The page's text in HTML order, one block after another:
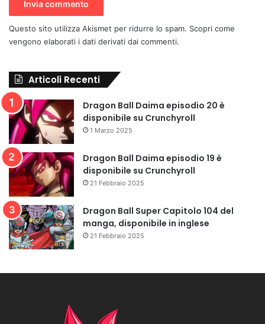
Questo sito utilizza Akismet per ridurre lo spam. Scopri come
vengono elaborati i dati derivati dai commenti.
Articoli Recenti
Dragon Ball Daima episodio 20 è
disponibile su Crunchyroll
1 Marzo 2025
Dragon Ball Daima episodio 19 è
disponibile su Crunchyroll
21 Febbraio 2025
Dragon Ball Super Capitolo 104 del
manga, disponibile in inglese
21 Febbraio 2025